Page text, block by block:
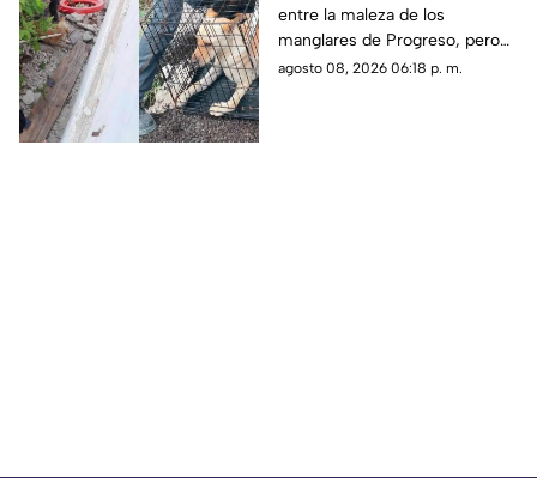
Progreso; así fue
rescatado
entre la maleza de los
manglares de Progreso, pero
fue rescatado por integrantes
agosto 08, 2026 06:18 p. m.